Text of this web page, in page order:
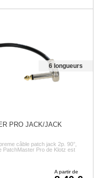
6 longueurs
PRO JACK/JACK
câble patch jack 2p. 90°,
PatchMaster Pro de Klotz est
A partir de